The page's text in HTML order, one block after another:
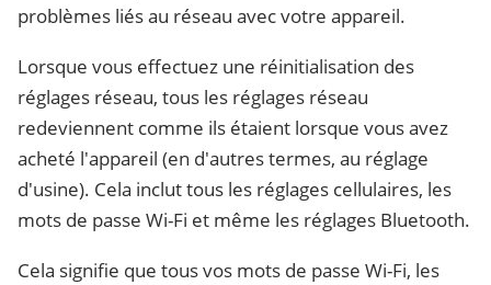
problèmes liés au réseau avec votre appareil.
Lorsque vous effectuez une réinitialisation des
réglages réseau, tous les réglages réseau
redeviennent comme ils étaient lorsque vous avez
acheté l'appareil (en d'autres termes, au réglage
d'usine). Cela inclut tous les réglages cellulaires, les
mots de passe Wi-Fi et même les réglages Bluetooth.
Cela signifie que tous vos mots de passe Wi-Fi, les